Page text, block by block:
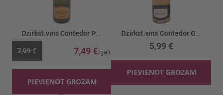
7,99 € 7,49 €
PIEVIENOT GROZAM
5,99 €
PIEVIENOT GROZAM